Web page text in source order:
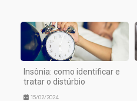
Insônia: como identificar e
tratar o distúrbio
15/02/2024